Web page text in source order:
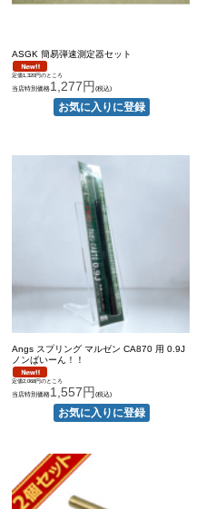
ASGK 簡易弾速測定器セット
定価1,320円のところ
当店特別価格1,277円(税込)
Angs スプリング マルゼン CA870 用 0.9J
ノンばいーん！！
定価2,068円のところ
当店特別価格1,557円(税込)